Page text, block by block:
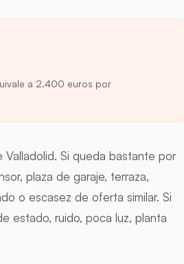
a 2.400 euros por
Si queda bastante por
plaza de garaje, terraza,
o escasez de oferta similar. Si
estado, ruido, poca luz, planta